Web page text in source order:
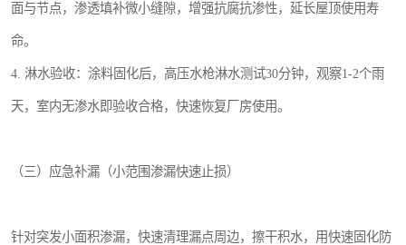
面与节点，渗透填补微小缝隙，增强抗腐抗渗性，延长屋顶使用寿
命。
4. 淋水验收：涂料固化后，高压水枪淋水测试30分钟，观察1-2个雨
天，室内无渗水即验收合格，快速恢复厂房使用。
（三）应急补漏（小范围渗漏快速止损）
针对突发小面积渗漏，快速清理漏点周边，擦干积水，用快速固化防